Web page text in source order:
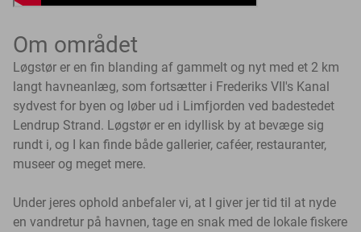
Om området
Løgstør er en fin blanding af gammelt og nyt med et 2 km
langt havneanlæg, som fortsætter i Frederiks VII's Kanal
sydvest for byen og løber ud i Limfjorden ved badestedet
Lendrup Strand. Løgstør er en idyllisk by at bevæge sig
rundt i, og I kan finde både gallerier, caféer, restauranter,
museer og meget mere.
Under jeres ophold anbefaler vi, at I giver jer tid til at nyde
en vandretur på havnen, tage en snak med de lokale fiskere